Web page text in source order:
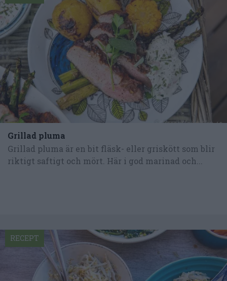
Grillad pluma
Grillad pluma är en bit fläsk- eller griskött som blir
riktigt saftigt och mört. Här i god marinad och...
RECEPT